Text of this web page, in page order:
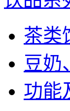
茶类
豆奶
功能